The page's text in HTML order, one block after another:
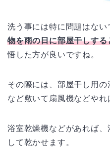
洗う事には特に問題はない
物を雨の日に部屋干しす
悟した方が良いですね。
その際には、部屋干し用
など敷いて扇風機などやれ
浴室乾燥機などがあれば
して乾かせます。